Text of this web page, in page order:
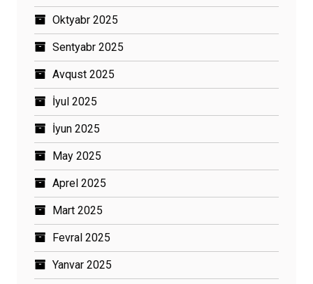
Oktyabr 2025
Sentyabr 2025
Avqust 2025
İyul 2025
İyun 2025
May 2025
Aprel 2025
Mart 2025
Fevral 2025
Yanvar 2025